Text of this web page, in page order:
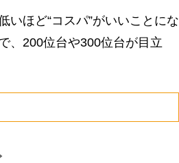
ほど“コスパ”がいいことにな
、200位台や300位台が目立